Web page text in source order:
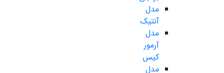
مدل
آنتیک
مدل
آرمور
کیس
مدل